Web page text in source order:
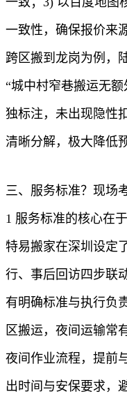
一致性，确保报价来
跨区搬到龙岗为例，
“城中村窄巷搬运无
独标注，未出现隐性
清晰分解，极大降低
三、服务标准？现场
1 服务标准的核心在
特易搬家在深圳设定
行、事后回访四步联
有明确标准与执行负
区搬运，夜间运输常
夜间作业流程，提前
出时间与安保要求，